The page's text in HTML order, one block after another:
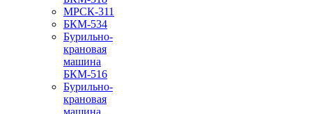
МРСК-311
БКМ-534
Бурильно-
крановая
машина
БКМ-516
Бурильно-
крановая
машина